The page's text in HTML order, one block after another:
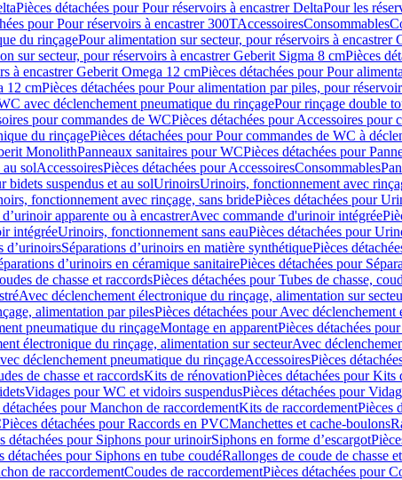
Pièces détachées pour Pour réservoirs à encastrer DeltaPour les
pour Pour réservoirs à encastrer 300TAccessoiresConsommables
du rinçagePour alimentation sur secteur, pour réservoirs à encastrer
sur secteur, pour réservoirs à encastrer Geberit Sigma 8 cmPièces
à encastrer Geberit Omega 12 cmPièces détachées pour Pour
12 cmPièces détachées pour Pour alimentation par piles, pour
avec déclenchement pneumatique du rinçagePour rinçage double
pour commandes de WCPièces détachées pour Accessoires pour
du rinçagePièces détachées pour Pour commandes de WC à
MonolithPanneaux sanitaires pour WCPièces détachées pour
solAccessoiresPièces détachées pour AccessoiresConsommables
bidets suspendus et au solUrinoirsUrinoirs, fonctionnement avec
fonctionnement avec rinçage, sans bridePièces détachées pour
apparente ou à encastrerAvec commande d'urinoir intégrée
intégréeUrinoirs, fonctionnement sans eauPièces détachées pour
d’urinoirsSéparations d’urinoirs en matière synthétiquePièces
d’urinoirs en céramique sanitairePièces détachées pour
de chasse et raccordsPièces détachées pour Tubes de chasse,
Avec déclenchement électronique du rinçage, alimentation sur
alimentation par pilesPièces détachées pour Avec
pneumatique du rinçageMontage en apparentPièces détachées
électronique du rinçage, alimentation sur secteurAvec
déclenchement pneumatique du rinçageAccessoiresPièces
de chasse et raccordsKits de rénovationPièces détachées pour Kits
Vidages pour WC et vidoirs suspendusPièces détachées pour
détachées pour Manchon de raccordementKits de raccordementPièces
Pièces détachées pour Raccords en PVCManchettes et cache-boulons
détachées pour Siphons pour urinoirSiphons en forme d’escargot
détachées pour Siphons en tube coudéRallonges de coude de chasse
de raccordementCoudes de raccordementPièces détachées pour